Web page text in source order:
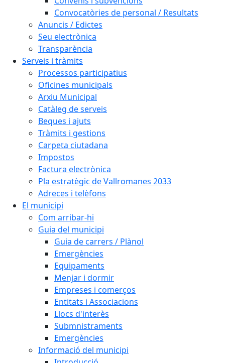
Convocatòries de personal / Resultats
Anuncis / Edictes
Seu electrònica
Transparència
Serveis i tràmits
Processos participatius
Oficines municipals
Arxiu Municipal
Catàleg de serveis
Beques i ajuts
Tràmits i gestions
Carpeta ciutadana
Impostos
Factura electrònica
Pla estratègic de Vallromanes 2033
Adreces i telèfons
El municipi
Com arribar-hi
Guia del municipi
Guia de carrers / Plànol
Emergències
Equipaments
Menjar i dormir
Empreses i comerços
Entitats i Associacions
Llocs d'interès
Submnistraments
Emergències
Informació del municipi